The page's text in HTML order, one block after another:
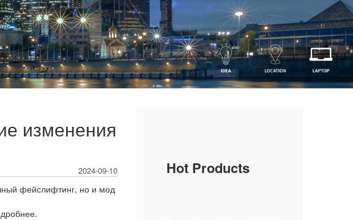
изменения
2024-09-10
фейслифтинг, но и мод
Hot Products